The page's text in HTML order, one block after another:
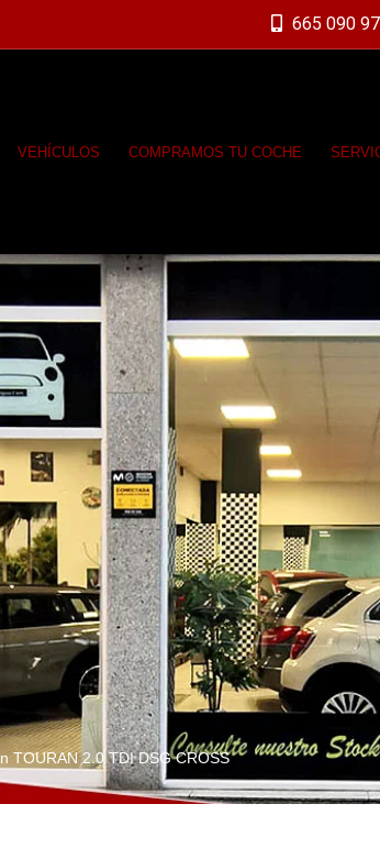
665 090
VEHÍCULOS COMPRAMOS TU COCHE
TOURAN 2.0 TDI DSG CROSS